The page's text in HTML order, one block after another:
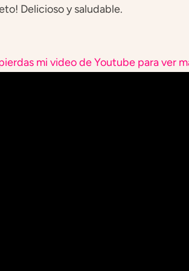
Delicioso y saludable.
mi video de Youtube para ver